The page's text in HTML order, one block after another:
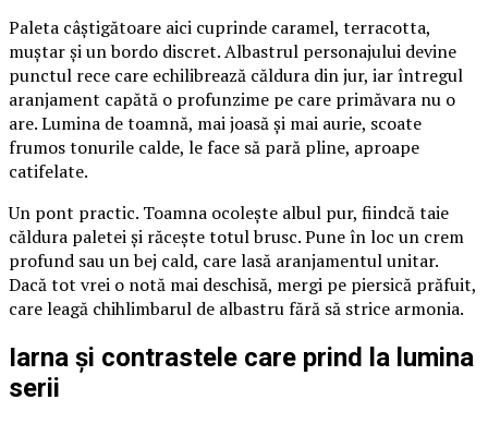
Paleta câștigătoare aici cuprinde caramel, terracotta,
muștar și un bordo discret. Albastrul personajului devine
punctul rece care echilibrează căldura din jur, iar întregul
aranjament capătă o profunzime pe care primăvara nu o
are. Lumina de toamnă, mai joasă și mai aurie, scoate
frumos tonurile calde, le face să pară pline, aproape
catifelate.
Un pont practic. Toamna ocolește albul pur, fiindcă taie
căldura paletei și răcește totul brusc. Pune în loc un crem
profund sau un bej cald, care lasă aranjamentul unitar.
Dacă tot vrei o notă mai deschisă, mergi pe piersică prăfuit,
care leagă chihlimbarul de albastru fără să strice armonia.
Iarna și contrastele care prind la lumina
serii